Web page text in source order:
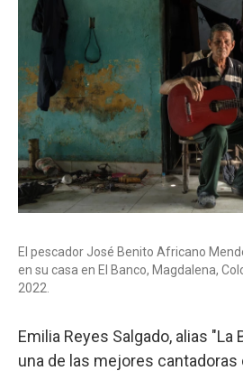
El pescador José Benito Africano
en su casa en El Banco, Magdalena,
2022.
Emilia Reyes Salgado, alias "La
una de las mejores cantadoras